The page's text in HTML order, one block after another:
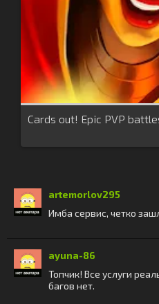
Cards out! Epic PVP
artemorlov295
Имба сервис, четко
ayuna-86
Топчик! Все услуги
багов нет.